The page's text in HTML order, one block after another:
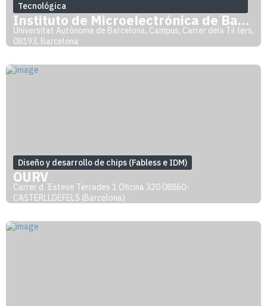
Tecnológica
Instituto de Microelectrónica de Barcelo
Universitat Autònoma de Barcelona, Campus, Carrer dels Til·lers,
08193, Barcelona
Diseño y desarrollo de chips (Fabless e IDM)
QURV
Carrer d´Esteve Terrades 1 Oficina 320 08860-
CASTERLLDEFELS (Barcelona)